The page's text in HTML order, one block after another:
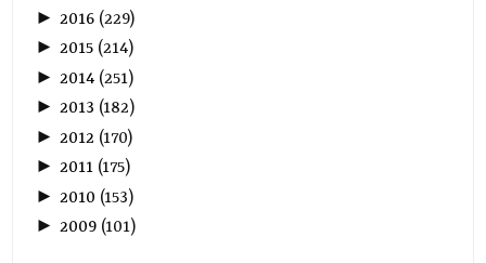
► 2016 (229)
►2015 (214)
► 2014 (251)
►2013 (182)
► 2012 (170)
►2011 (175)
► 2010 (153)
►2009 (101)